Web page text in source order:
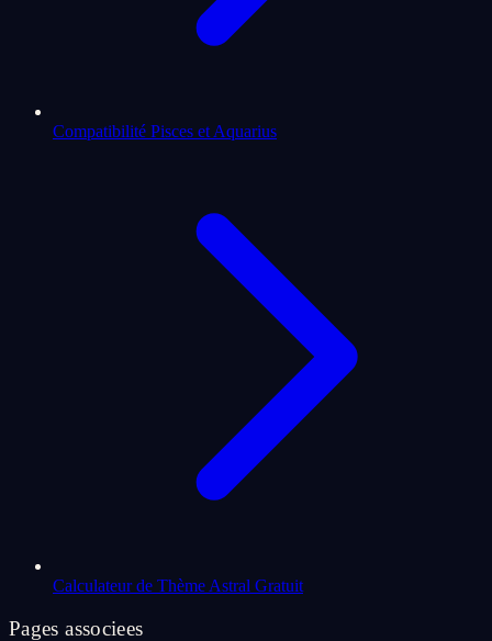
Compatibilité Pisces et Aquarius
Calculateur de Thème Astral Gratuit
Pages associees